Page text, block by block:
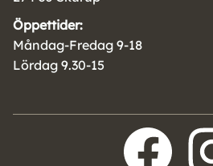
Öppettider:
Måndag-Fredag 9-18
Lördag 9.30-15